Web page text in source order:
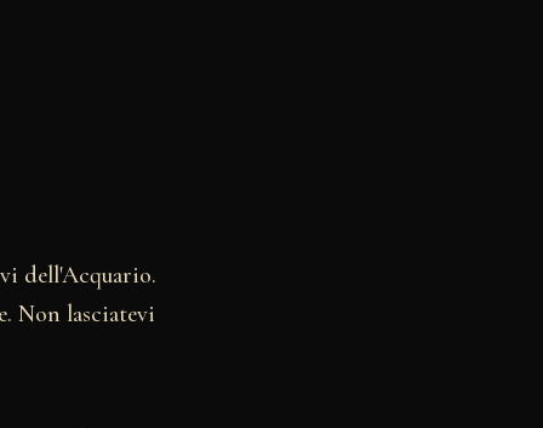
dell'Acquario.
Non lasciatevi